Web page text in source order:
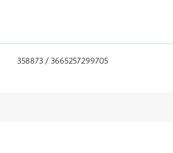
358873 / 3665257299705